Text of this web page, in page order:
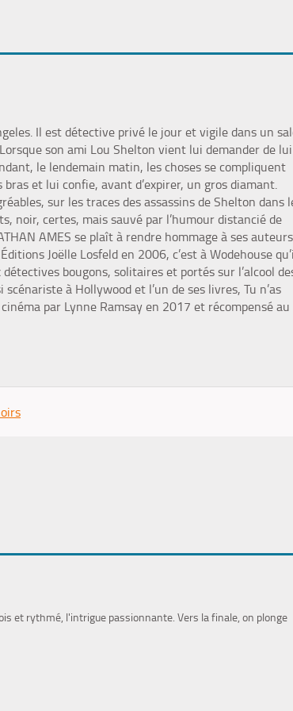
Il est détective privé le jour et vigile dans un
son ami Lou Shelton vient lui demander de lui
le lendemain matin, les choses se compliquent
et lui confie, avant d’expirer, un gros diamant.
sur les traces des assassins de Shelton dans
noir, certes, mais sauvé par l’humour distancié de
AMES se plaît à rendre hommage à ses auteurs
Joëlle Losfeld en 2006, c’est à Wodehouse
bougons, solitaires et portés sur l’alcool
à Hollywood et l’un de ses livres, Tu n’as
par Lynne Ramsay en 2017 et récompensé au
et rythmé, l'intrigue passionnante. Vers la finale, on plonge